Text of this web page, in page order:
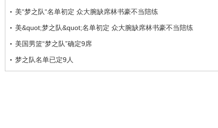
美“梦之队“名单初定 众大腕缺席林书豪不当陪练
美&quot;梦之队&quot;名单初定 众大腕缺席林书豪不当陪练
美国男篮“梦之队”确定9席
梦之队名单已定9人